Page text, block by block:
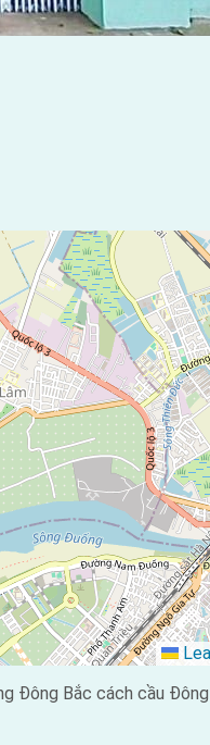
Đông Bắc cách cầu